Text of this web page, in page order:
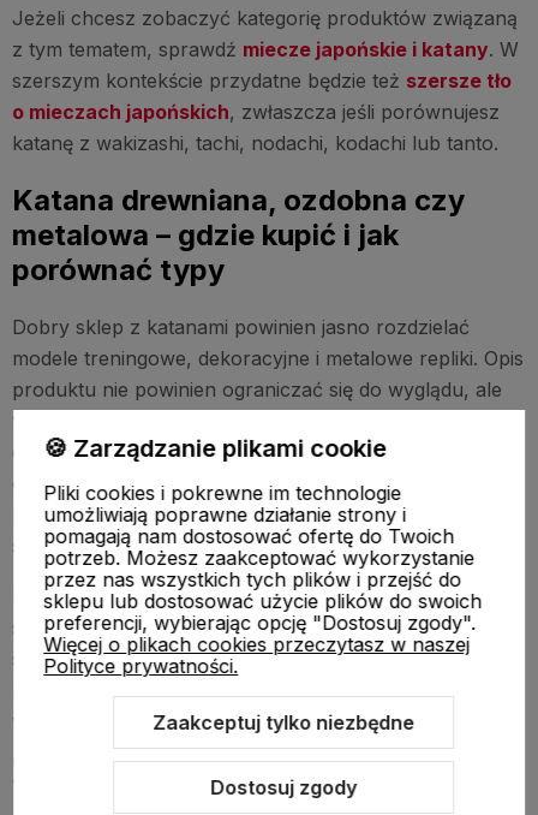
Jeżeli chcesz zobaczyć kategorię produktów związaną
z tym tematem, sprawdź miecze japońskie i katany. W
szerszym kontekście przydatne będzie też szersze tło
o mieczach japońskich, zwłaszcza jeśli porównujesz
katanę z wakizashi, tachi, nodachi, kodachi lub tanto.
Katana drewniana, ozdobna czy
metalowa – gdzie kupić i jak
porównać typy
Dobry sklep z katanami powinien jasno rozdzielać
modele treningowe, dekoracyjne i metalowe repliki. Opis
produktu nie powinien ograniczać się do wyglądu, ale
wskazywać materiał, przeznaczenie, wymiary oraz
ewentualne ograniczenia w użytkowaniu. Przy zakupie
online szczególnie ważne są rzetelne zdjęcia, czytelne
parametry i informacja, czy dany miecz katana nadaje
się wyłącznie do ekspozycji.
Porównując oferty, warto sprawdzić zarówno
specjalistyczne kategorie, jak i sklepy ze sprzętem do
sztuk walki. Przykładem miejsca, w którym można
rozpocząć rozeznanie, jestsklep FUJIMAE. Przy
wyborze nie kieruj się wyłącznie wyglądem ani hasłem
„samurajskie miecze” w nazwie produktu, lecz przede
wszystkim realnym zastosowaniem danego modelu.
🍪 Zarządzanie plikami cookie
Pliki cookies i pokrewne im technologie
umożliwiają poprawne działanie strony i
pomagają nam dostosować ofertę do Twoich
potrzeb. Możesz zaakceptować wykorzystanie
przez nas wszystkich tych plików i przejść do
sklepu lub dostosować użycie plików do swoich
preferencji, wybierając opcję "Dostosuj zgody".
Więcej o plikach cookies przeczytasz w naszej
Polityce prywatności.
Zaakceptuj tylko niezbędne
Dostosuj zgody